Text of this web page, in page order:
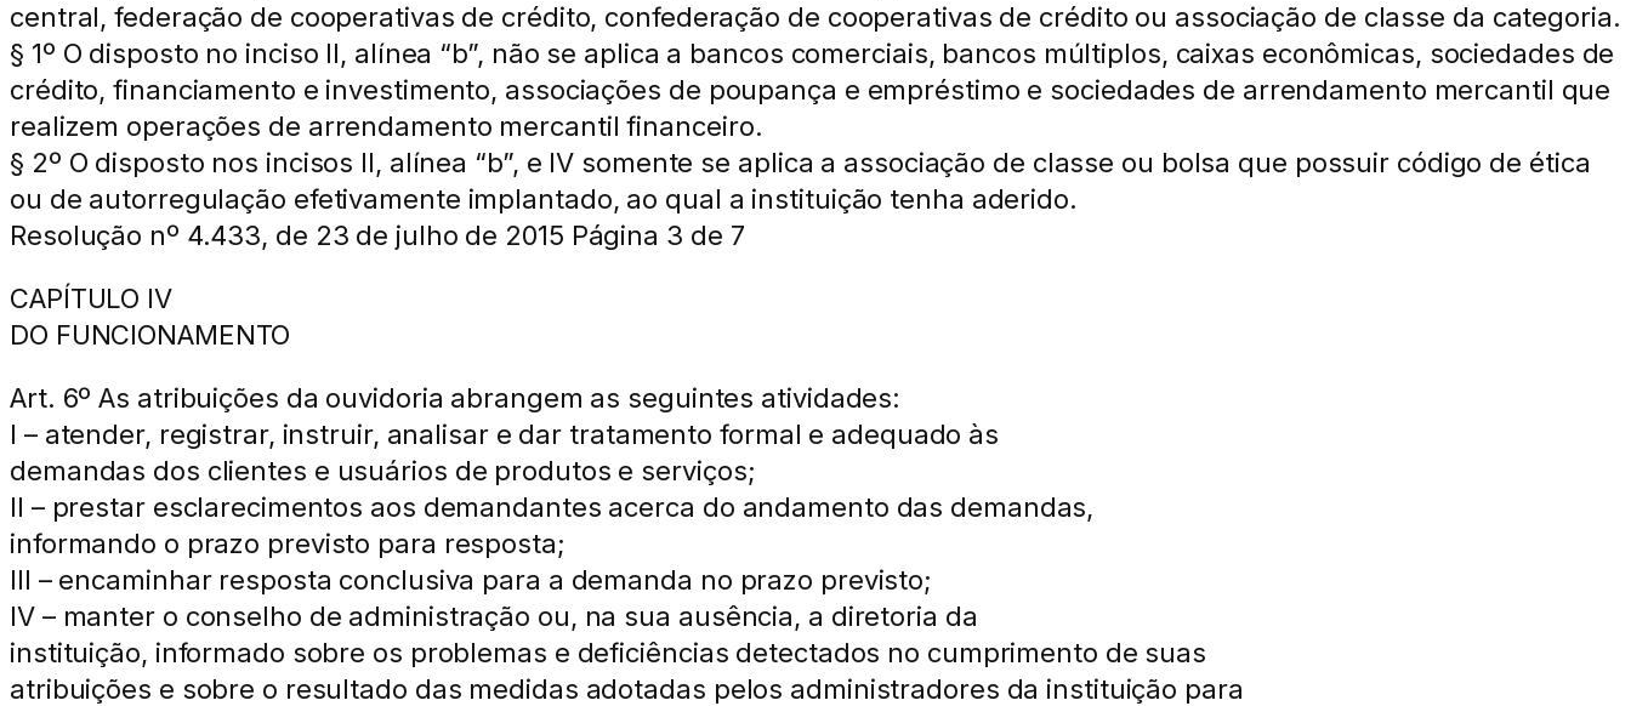
central, federação de cooperativas de crédito, confederação de cooperativas de crédito ou associação de classe da categoria.
§ 1º O disposto no inciso II, alínea “b”, não se aplica a bancos comerciais, bancos múltiplos, caixas econômicas, sociedades de
crédito, financiamento e investimento, associações de poupança e empréstimo e sociedades de arrendamento mercantil que
realizem operações de arrendamento mercantil financeiro.
§ 2º O disposto nos incisos II, alínea “b”, e IV somente se aplica a associação de classe ou bolsa que possuir código de ética
ou de autorregulação efetivamente implantado, ao qual a instituição tenha aderido.
Resolução nº 4.433, de 23 de julho de 2015 Página 3 de 7
CAPÍTULO IV
DO FUNCIONAMENTO
Art. 6º As atribuições da ouvidoria abrangem as seguintes atividades:
I – atender, registrar, instruir, analisar e dar tratamento formal e adequado às
demandas dos clientes e usuários de produtos e serviços;
II – prestar esclarecimentos aos demandantes acerca do andamento das demandas,
informando o prazo previsto para resposta;
III – encaminhar resposta conclusiva para a demanda no prazo previsto;
IV – manter o conselho de administração ou, na sua ausência, a diretoria da
instituição, informado sobre os problemas e deficiências detectados no cumprimento de suas
atribuições e sobre o resultado das medidas adotadas pelos administradores da instituição para